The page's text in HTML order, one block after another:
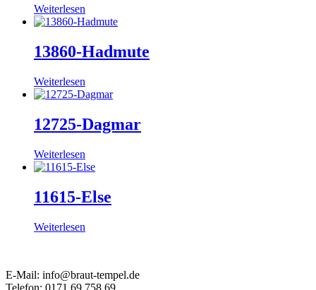
Weiterlesen
13860-Hadmute
Weiterlesen
12725-Dagmar
Weiterlesen
11615-Else
Weiterlesen
E-Mail: info@braut-tempel.de
Telefon: 0171 69 758 69